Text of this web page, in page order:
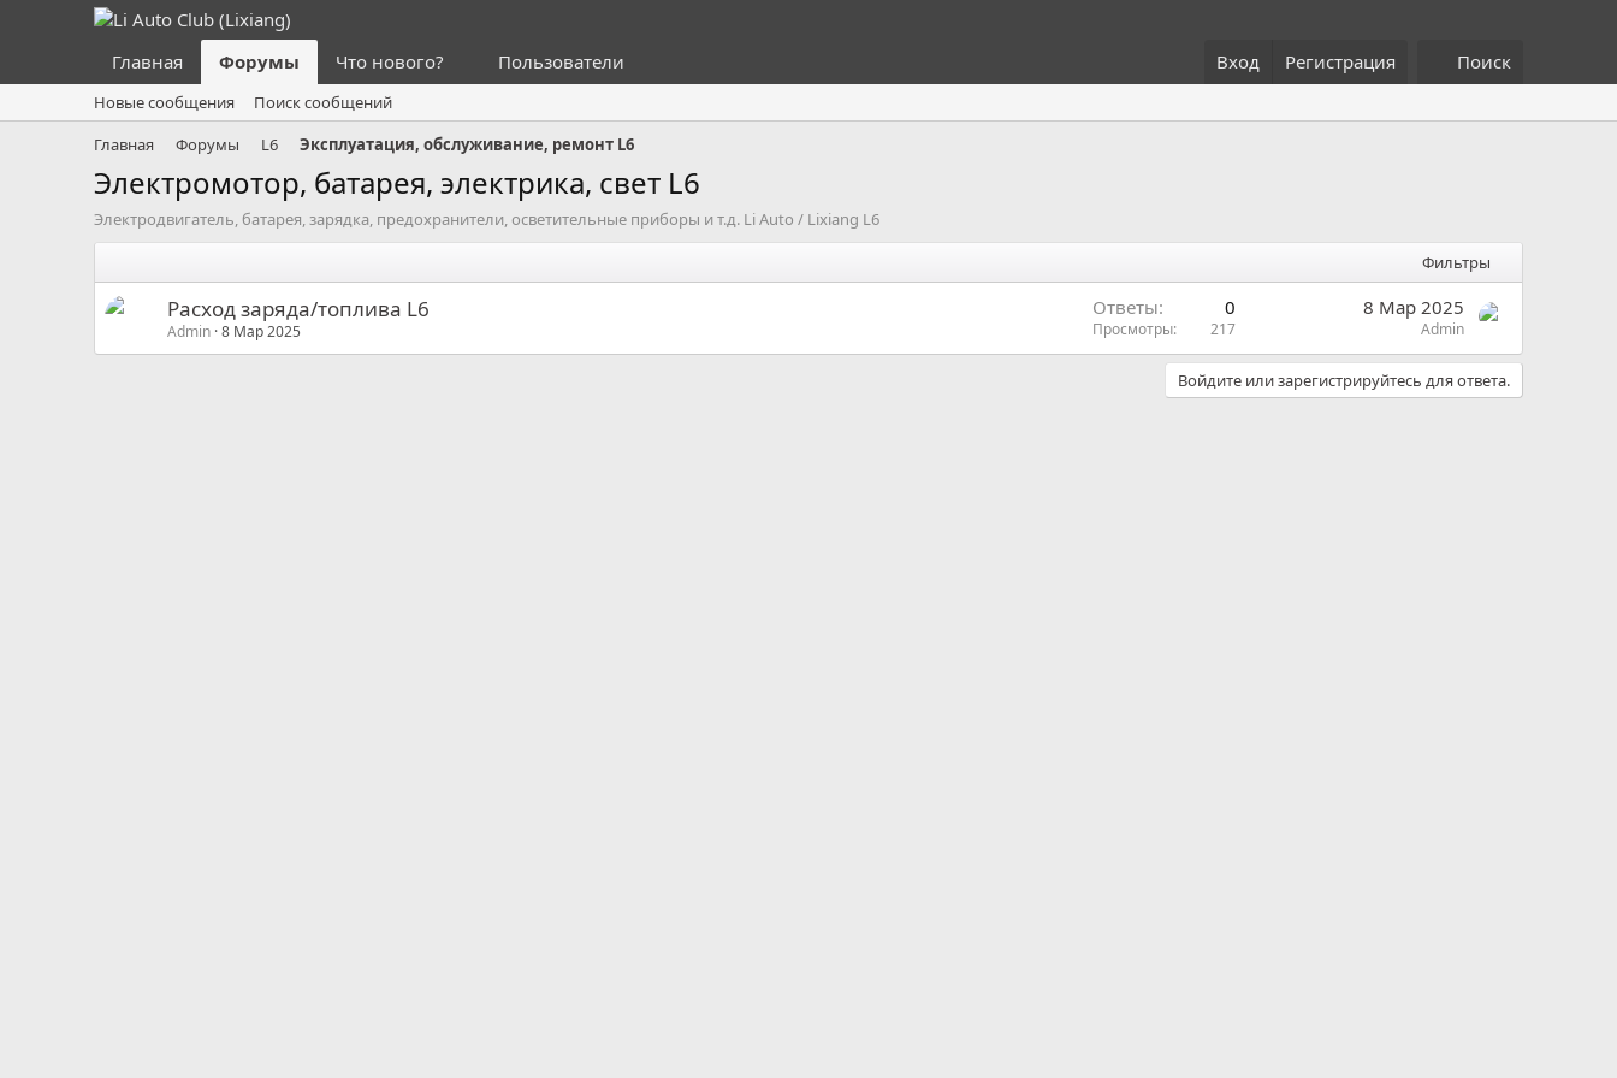
Главная Форумы Что нового? Пользователи Вход Регистрация Поиск
Новые сообщения
Поиск сообщений
Главная
Форумы L6 Эксплуатация, обслуживание, ремонт L6
Электромотор, батарея, электрика, свет L6
Электродвигатель, батарея, зарядка, предохранители, осветительные приборы и т.д. Li Auto / Lixiang L6
Фильтры
Расход заряда/топлива L6
Admin 8 Мар 2025
Ответы 0
Просмотры 217
8 Мар 2025
Admin
Войдите или зарегистрируйтесь для ответа.